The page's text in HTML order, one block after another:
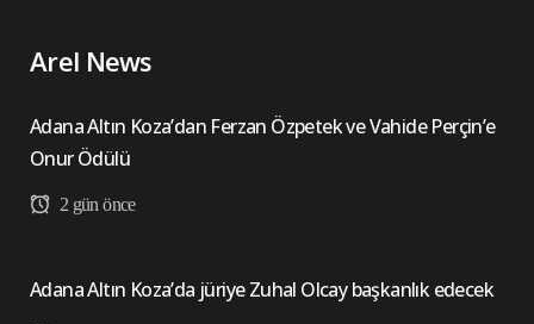
Arel News
Adana Altın Koza’dan Ferzan Özpetek ve Vahide Perçin’e
Onur Ödülü
2 gün önce
Adana Altın Koza’da jüriye Zuhal Olcay başkanlık edecek